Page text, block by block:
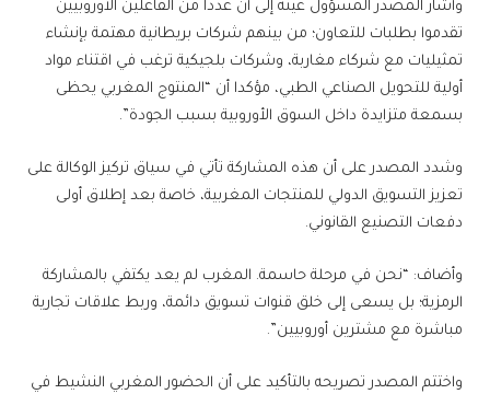
وأشار المصدر المسؤول عينه إلى أن عددا من الفاعلين الأوروبيين
تقدموا بطلبات للتعاون؛ من بينهم شركات بريطانية مهتمة بإنشاء
تمثيليات مع شركاء مغاربة، وشركات بلجيكية ترغب في اقتناء مواد
أولية للتحويل الصناعي الطبي، مؤكدا أن “المنتوج المغربي يحظى
بسمعة متزايدة داخل السوق الأوروبية بسبب الجودة”.
وشدد المصدر على أن هذه المشاركة تأتي في سياق تركيز الوكالة على
تعزيز التسويق الدولي للمنتجات المغربية، خاصة بعد إطلاق أولى
دفعات التصنيع القانوني.
وأضاف: “نحن في مرحلة حاسمة. المغرب لم يعد يكتفي بالمشاركة
الرمزية؛ بل يسعى إلى خلق قنوات تسويق دائمة، وربط علاقات تجارية
مباشرة مع مشترين أوروبيين”.
واختتم المصدر تصريحه بالتأكيد على أن الحضور المغربي النشيط في